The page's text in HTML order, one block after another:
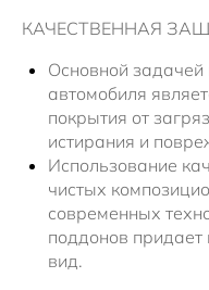
КАЧЕСТВЕННАЯ
Основной
автомобиля
покрытия от
истирания и
Использование
чистых
современных
поддонов
вид.